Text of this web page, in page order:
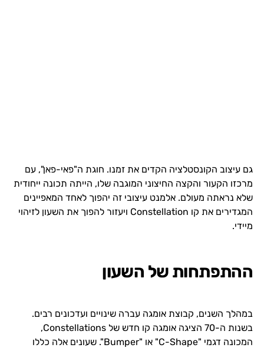
גם עיצוב הקונסטלציה הקדים את זמנו. חוגת ה"פאי-פאן", עם
מרכזו הקעור והקצה החיצוני המוגבה שלו, הייתה תכונה ייחודית
שלא נראתה מעולם. אלמנט עיצובי זה יהפוך לאחד המאפיינים
המגדירים את קו Constellation ויעזור להפוך את השעון לזיהוי
מיידי.
ההתפתחות של השעון
במהלך השנים, קבוצת אומגה עברה שינויים ועדכונים רבים.
בשנות ה-70 הציגה אומגה קו חדש של Constellations,
המכונה דגמי "C-Shape" או "Bumper". שעונים אלה כללו